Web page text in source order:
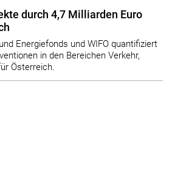
durch 4,7 Milliarden Euro
Energiefonds und WIFO quantifiziert
in den Bereichen Verkehr,
Österreich.